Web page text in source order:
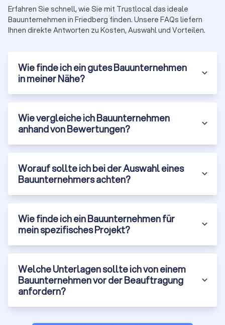
Erfahren Sie schnell, wie Sie mit Trustlocal das ideale
Bauunternehmen in Friedberg finden. Unsere FAQs liefern
Ihnen direkte Antworten zu Kosten, Auswahl und Vorteilen.
Wie finde ich ein gutes Bauunternehmen
in meiner Nähe?
Wie vergleiche ich Bauunternehmen
anhand von Bewertungen?
Worauf sollte ich bei der Auswahl eines
Bauunternehmers achten?
Wie finde ich ein Bauunternehmen für
mein spezifisches Projekt?
Welche Unterlagen sollte ich von einem
Bauunternehmen vor der Beauftragung
anfordern?